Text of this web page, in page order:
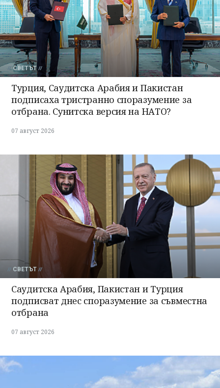
СВЕТЪТ
Турция, Саудитска Арабия и Пакистан
подписаха тристранно споразумение за
отбрана. Сунитска версия на НАТО?
07 август 2026
СВЕТЪТ
Саудитска Арабия, Пакистан и Турция
подписват днес споразумение за съвместна
отбрана
07 август 2026